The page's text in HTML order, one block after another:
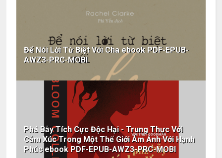
Để Nói Lời Từ Biệt Với Cha ebook PDF-EPUB-
AWZ3-PRC-MOBI
Phá Bẫy Tích Cực Độc Hại - Trung Thực Với
Cảm Xúc Trong Một Thế Giới Ám Ảnh Với Hạnh
Phúc ebook PDF-EPUB-AWZ3-PRC-MOBI